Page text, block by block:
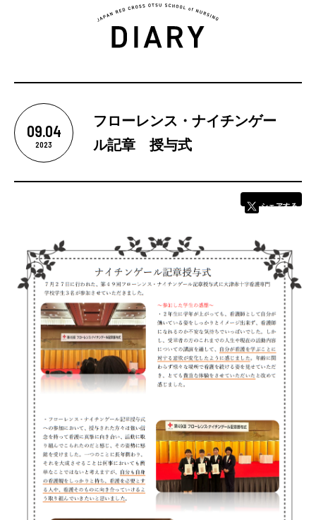
カリキュラム
基本情報
卒業後の進路
学校評価
高等教育の修学支援制度
学生生活
在学生の声
卒業生の声
施設紹介
受験案内
09.04
2023
フローレンス・ナイチンゲー
ル記章 授与式
シェアする